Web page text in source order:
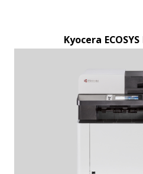
Kyocera